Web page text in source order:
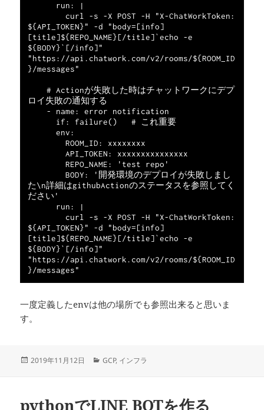
        curl -s -X POST -H "X-ChatWorkToken:
${API_TOKEN}" -d "body=[info]
[title]${REPO_NAME}[/title]`echo -e
${BODY}`[/info]"
"https://api.chatwork.com/v2/rooms/${ROOM_ID
}/messages"
    # Actionが失敗した時はチャットワークにデプ
ロイ失敗の通知する
      env:
        ROOM_ID: xxxxxxxx
        API_TOKEN: xxxxxxxxxxxxxxx
        REPO_NAME: 'test repo'
        BODY: '開発環境のデプロイが失敗しまし
た\n詳細はgithubActionのステータスを参照してく
ださい'
        curl -s -X POST -H "X-ChatWorkToken:
${API_TOKEN}" -d "body=[info]
[title]${REPO_NAME}[/title]`echo -e
${BODY}`[/info]"
"https://api.chatwork.com/v2/rooms/${ROOM_ID
一度定義したenvは他の場所でも参照出来ると思いま
す。
投
2019年11月12日
カ
ー
GCP, インフラ
pythonでLINE BOTを作る